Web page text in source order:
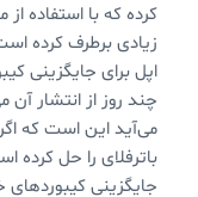
کرده که با استفاده
زیادی برطرف کرده
چند روز از انتشار
می‌آید این است که
باترفلای را حل
جایگزینی کیبوردهای